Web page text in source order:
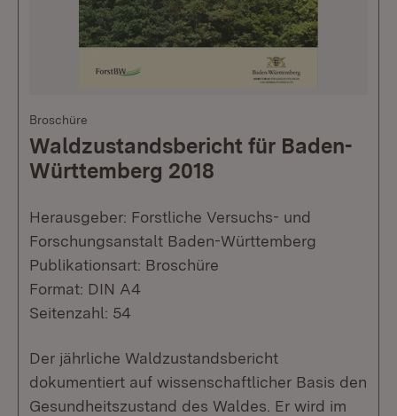
Broschüre
Waldzustandsbericht für Baden-
Württemberg 2018
Herausgeber: Forstliche Versuchs- und
Forschungsanstalt Baden-Württemberg
Publikationsart: Broschüre
Format: DIN A4
Seitenzahl: 54
Der jährliche Waldzustandsbericht
dokumentiert auf wissenschaftlicher Basis den
Gesundheitszustand des Waldes. Er wird im